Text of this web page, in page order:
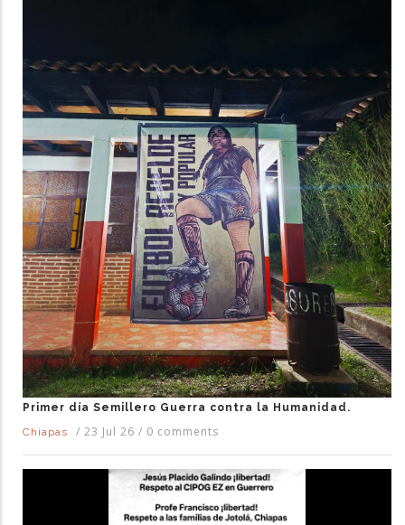
Primer día Semillero Guerra contra la Humanidad.
Chiapas
/ 23 Jul 26 / 0 comments